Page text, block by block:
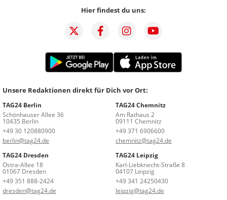
Hier findest du uns:
Unsere Redaktionen direkt für Dich vor Ort:
TAG24 Berlin
Schönhauser Allee 36
10435 Berlin
+49 30 120880900
berlin@tag24.de
TAG24 Chemnitz
Am Rathaus 2
09111 Chemnitz
+49 371 6906600
chemnitz@tag24.de
TAG24 Dresden
Ostra-Allee 18
01067 Dresden
+49 351 888-2424
dresden@tag24.de
TAG24 Leipzig
Karl-Liebknecht-Straße 8
04107 Leipzig
+49 341 24250430
leipzig@tag24.de